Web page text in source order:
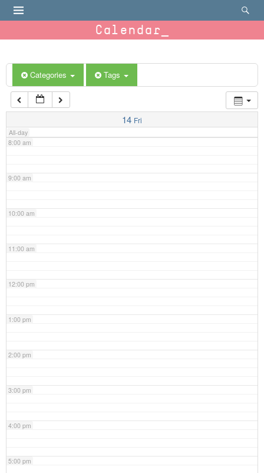
Calendar
Categories Tags
14 Fri
All-day
6:00 am
7:00 am
8:00 am
9:00 am
10:00 am
11:00 am
12:00 pm
1:00 pm
2:00 pm
3:00 pm
4:00 pm
5:00 pm